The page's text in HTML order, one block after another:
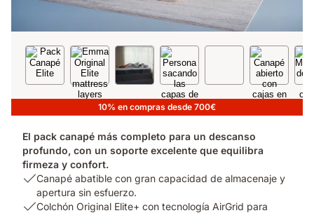
10% en compras desde 700€
El pack canapé más completo para un descanso
profundo, con un soporte excelente que equilibra
firmeza y confort.
USP
Canapé
Canapé abatible con gran capacidad de almacenaje y
apertura sin esfuerzo.
USPColchón Original Elite+ con tecnología AirGrid para